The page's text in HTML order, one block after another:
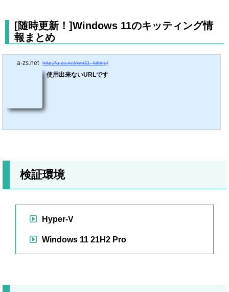
[随時更新！]Windows 11のキッティング情
報まとめ
a-zs.net http://a-zs.net/win11_kitting/
使用出来ないURLです
検証環境
Hyper-V
Windows 11 21H2 Pro